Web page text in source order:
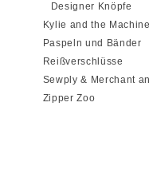
Designer Knöpfe
Kylie and the
Paspeln und Bänder
Reißverschlüsse
Sewply & Merchant
Zipper Zoo